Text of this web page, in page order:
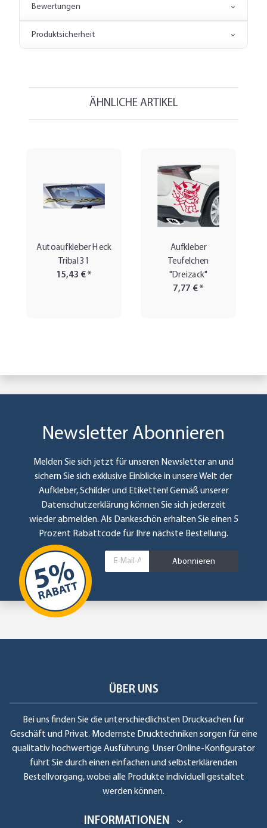
Bewertungen
Produktsicherheit
ÄHNLICHE ARTIKEL
Autoaufkleber Heck
Tribal 31
15,43 €*
Aufkleber
Teufelchen
"Dreizack"
7,77 €*
Newsletter Abonnieren
Melden Sie sich jetzt für unseren Newsletter an und
sichern Sie sich exklusive Einblicke in unsere Welt der
Aufkleber, Schilder und Etiketten! Gemäß unserer
Datenschutzerklärungkönnen Sie sich jederzeit
wieder abmelden. Als Dankeschön erhalten Sie einen 5
Prozent Rabattcode für Ihre nächste Bestellung.
Abonnieren
ÜBER UNS
Bei uns finden Sie die unterschiedlichsten Drucksachen für
Geschäft und Privat. Modernste Drucktechniken sorgen für eine
qualitativ hochwertige Ausführung. Unser Online-Konfigurator
führt Sie durch einen einfachen und selbsterklärenden
Bestellvorgang, wobei alle Produkte individuell gestaltet
werden können.
INFORMATIONEN